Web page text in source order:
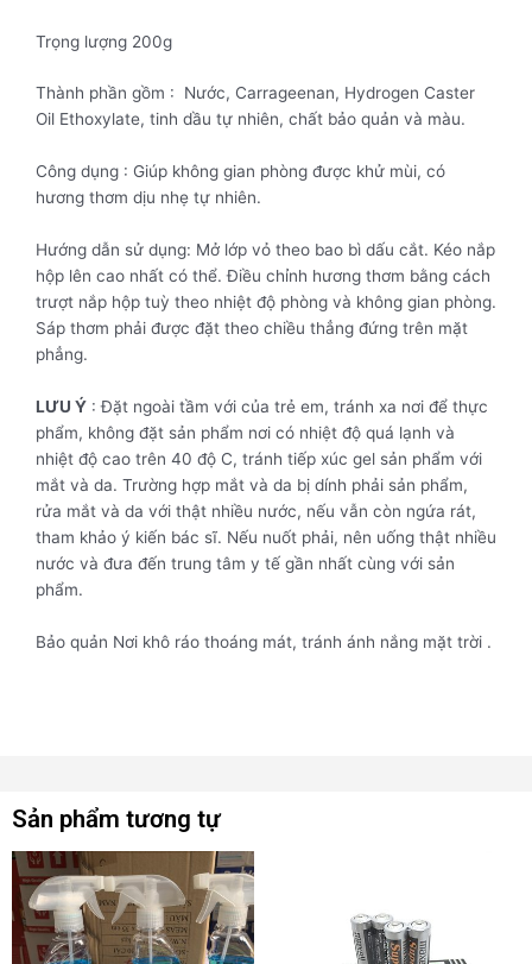
Trọng lượng 200g
Thành phần gồm : Nước, Carrageenan, Hydrogen Caster
Oil Ethoxylate, tinh dầu tự nhiên, chất bảo quản và màu.
Công dụng : Giúp không gian phòng được khử mùi, có
hương thơm dịu nhẹ tự nhiên.
Hướng dẫn sử dụng: Mở lớp vỏ theo bao bì dấu cắt. Kéo nắp
hộp lên cao nhất có thể. Điều chỉnh hương thơm bằng cách
trượt nắp hộp tuỳ theo nhiệt độ phòng và không gian phòng.
Sáp thơm phải được đặt theo chiều thẳng đứng trên mặt
phẳng.
LƯU Ý : Đặt ngoài tầm với của trẻ em, tránh xa nơi để thực
phẩm, không đặt sản phẩm nơi có nhiệt độ quá lạnh và
nhiệt độ cao trên 40 độ C, tránh tiếp xúc gel sản phẩm với
mắt và da. Trường hợp mắt và da bị dính phải sản phẩm,
rửa mắt và da với thật nhiều nước, nếu vẫn còn ngứa rát,
tham khảo ý kiến bác sĩ. Nếu nuốt phải, nên uống thật nhiều
nước và đưa đến trung tâm y tế gần nhất cùng với sản
phẩm.
Bảo quản Nơi khô ráo thoáng mát, tránh ánh nắng mặt trời .
Sản phẩm tương tự